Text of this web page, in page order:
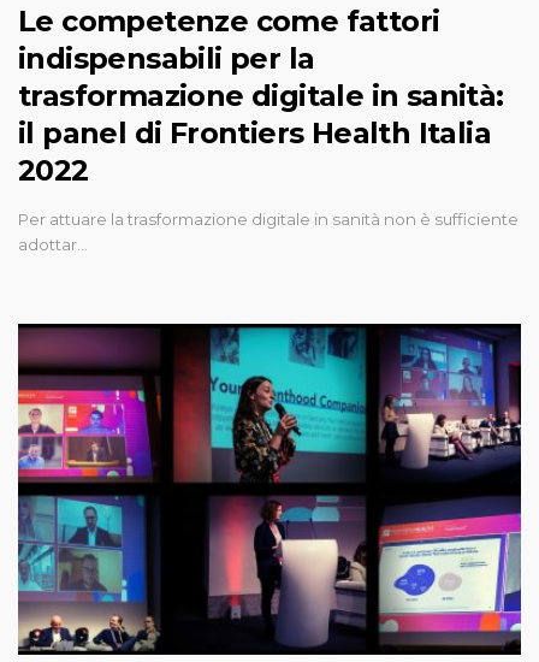
Le competenze come fattori
indispensabili per la
trasformazione digitale in sanità:
il panel di Frontiers Health Italia
2022
Per attuare la trasformazione digitale in sanità non è sufficiente
adottar…